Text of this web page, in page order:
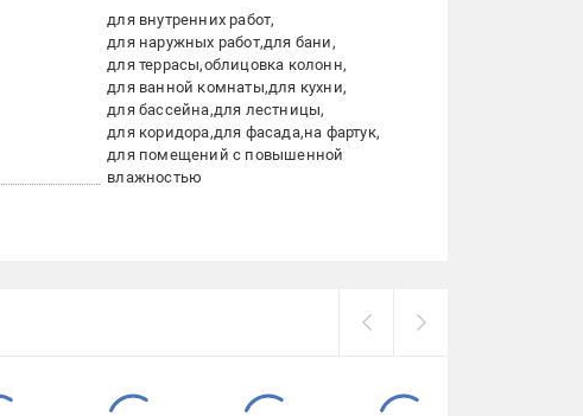
для внутренних работ
для наружных работ для бани
для террасы облицовка колонн
для ванной комнаты для кухни
для бассейна для лестницы
для коридора для фасада на фартук
для помещений с повышенной
влажностью